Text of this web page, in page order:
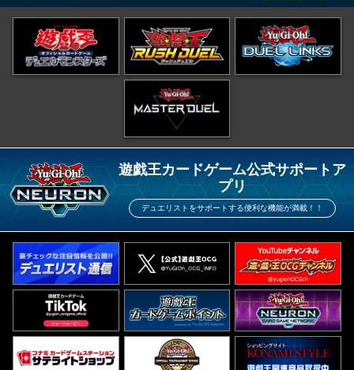
遊戯王カードゲーム公式サポートア
プリ
デュエリストをサポートする便利な機能が満載！！